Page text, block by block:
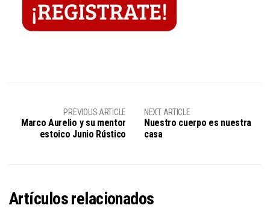
PREVIOUS ARTICLE
Marco Aurelio y su mentor
estoico Junio Rústico
NEXT ARTICLE
Nuestro cuerpo es nuestra
casa
Artículos relacionados